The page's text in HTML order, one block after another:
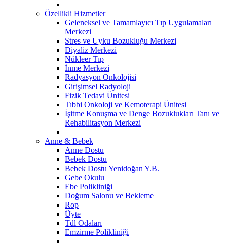
Özellikli Hizmetler
Geleneksel ve Tamamlayıcı Tıp Uygulamaları
Merkezi
Stres ve Uyku Bozukluğu Merkezi
Diyaliz Merkezi
Nükleer Tıp
İnme Merkezi
Radyasyon Onkolojisi
Girişimsel Radyoloji
Fizik Tedavi Ünitesi
Tıbbi Onkoloji ve Kemoterapi Ünitesi
İşitme Konuşma ve Denge Bozuklukları Tanı ve
Rehabilitasyon Merkezi
Anne & Bebek
Anne Dostu
Bebek Dostu
Bebek Dostu Yenidoğan Y.B.
Gebe Okulu
Ebe Polikliniği
Doğum Salonu ve Bekleme
Rop
Üyte
Tdl Odaları
Emzirme Polikliniği